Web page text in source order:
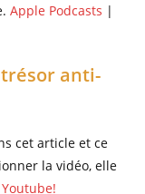
Apple Podcasts |
anti-
cet article et ce
la vidéo, elle